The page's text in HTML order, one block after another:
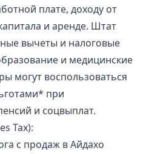
плате, доходу от
и аренде. Штат
вычеты и налоговые
и медицинские
могут воспользоваться
при
и соцвыплат.
Tax):
с продаж в Айдахо